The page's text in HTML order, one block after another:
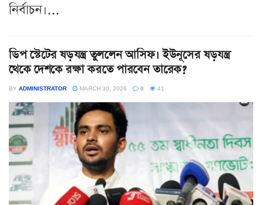
নির্বাচন।...
ডিপ স্টেটের ষড়যন্ত্র তুললেন আসিফ। ইউনূসের ষড়যন্ত্র
থেকে দেশকে রক্ষা করতে পারবেন তারেক?
BY ADMINISTRATOR MARCH 30, 2026 0 41